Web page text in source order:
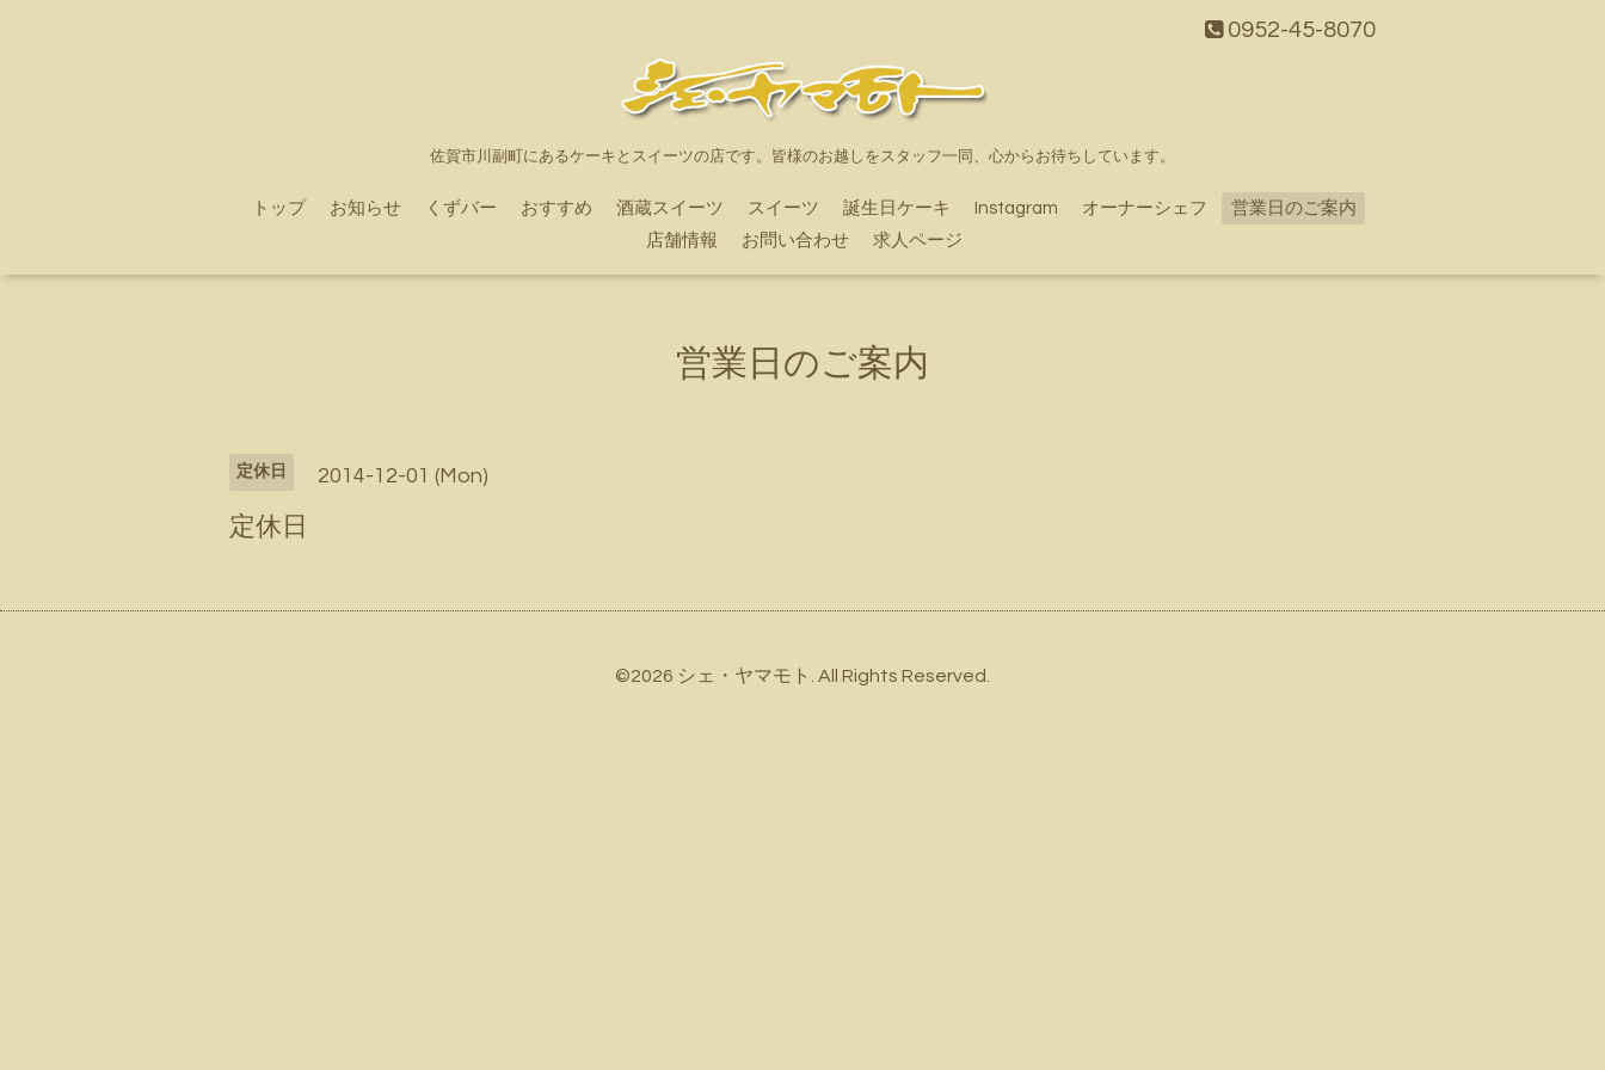
0952-45-8070
佐賀市川副町にあるケーキとスイーツの店です。皆様のお越しをスタッフ一同、心からお待ちしています。
トップ お知らせ くずバー おすすめ 酒蔵スイーツ スイーツ 誕生日ケーキ Instagram オーナーシェフ
営業日のご案内
店舗情報
お問い合わせ 求人ページ
営業日のご案内
定休日 2014-12-01 (Mon)
定休日
©2026 シェ・ヤマモト . All Rights Reserved.